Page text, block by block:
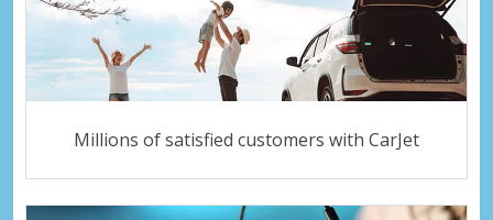
Millions of satisfied customers with CarJet